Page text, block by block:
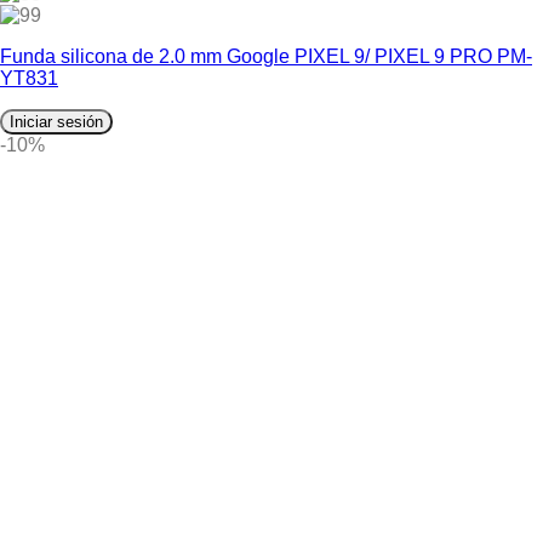
9
Funda silicona de 2.0 mm Google PIXEL 9/ PIXEL 9 PRO PM-
YT831
Iniciar sesión
-10%